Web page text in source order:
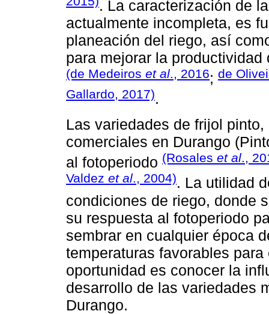
. La caracterización de
actualmente incompleta, es
planeación del riego, así
para mejorar la
(de Medeiros et al., 2016; de
Gallardo, 2017).
Las variedades de frijol
comerciales en Durango
al fotoperiodo (Rosales et al.,
Valdez et al., 2004). La utilidad
condiciones de riego, donde
su respuesta al fotoperiodo
sembrar en cualquier época
temperaturas favorables
oportunidad es conocer la
desarrollo de las variedades
Durango.